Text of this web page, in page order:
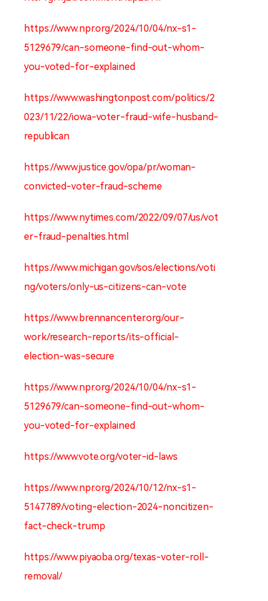
https://www.npr.org/2024/10/04/nx-s1-
5129679/can-someone-find-out-whom-
you-voted-for-explained
https://www.washingtonpost.com/politics/2
023/11/22/iowa-voter-fraud-wife-husband-
republican
https://www.justice.gov/opa/pr/woman-
convicted-voter-fraud-scheme
https://www.nytimes.com/2022/09/07/us/vot
er-fraud-penalties.html
https://www.michigan.gov/sos/elections/voti
ng/voters/only-us-citizens-can-vote
https://www.brennancenter.org/our-
work/research-reports/its-official-
election-was-secure
https://www.npr.org/2024/10/04/nx-s1-
5129679/can-someone-find-out-whom-
you-voted-for-explained
https://www.vote.org/voter-id-laws
https://www.npr.org/2024/10/12/nx-s1-
5147789/voting-election-2024-noncitizen-
fact-check-trump
https://www.piyaoba.org/texas-voter-roll-
removal/